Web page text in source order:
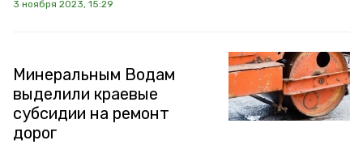
3 ноября 2023, 15:29
Минеральным Водам
выделили краевые
субсидии на ремонт
дорог